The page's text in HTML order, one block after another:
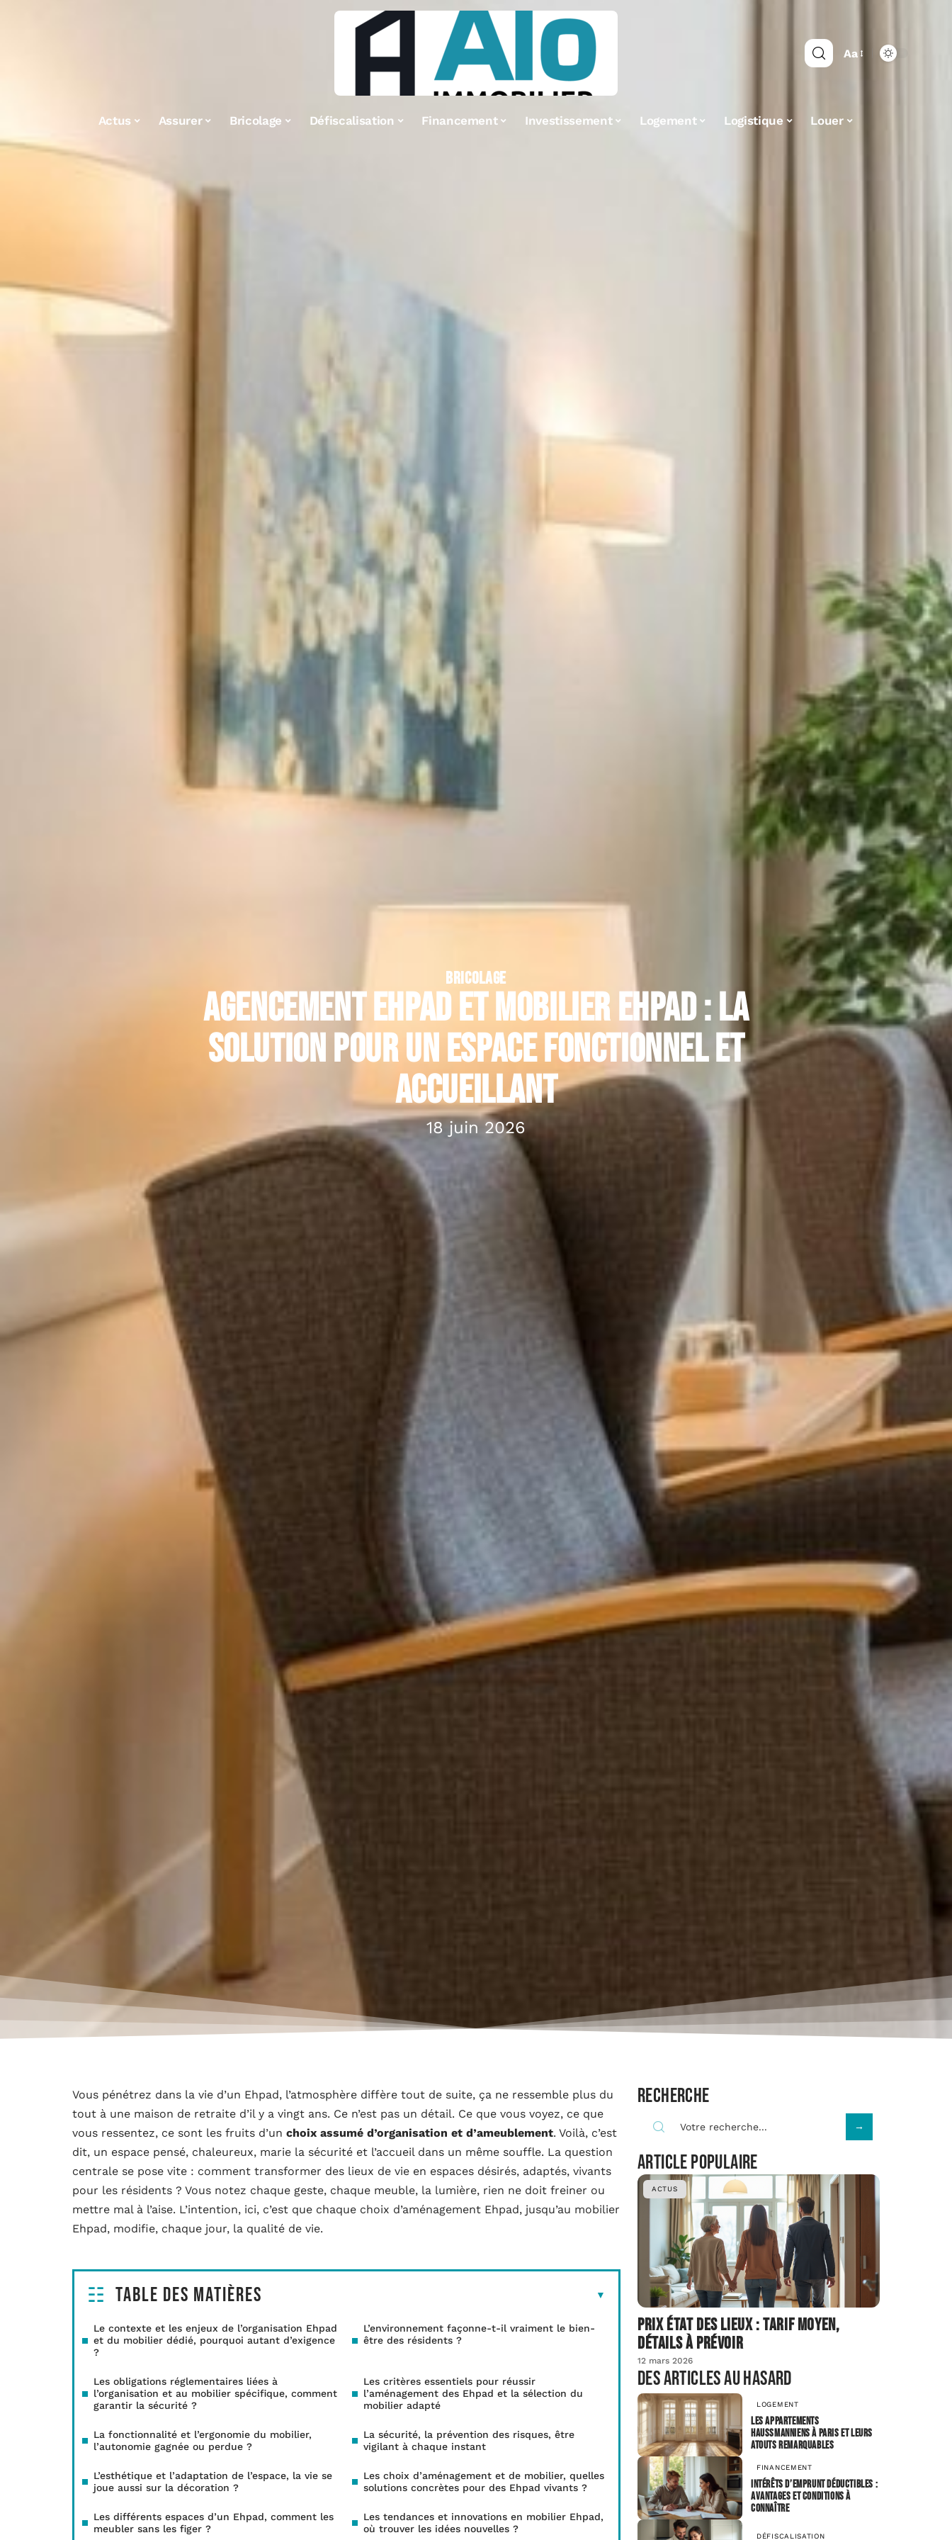
Aa
Actus Assurer Bricolage Défiscalisation Financement Investissement Logement Logistique Louer
BRICOLAGE
Agencement Ehpad et mobilier Ehpad : la
solution pour un espace fonctionnel et
accueillant
18 juin 2026
Vous pénétrez dans la vie d’un Ehpad, l’atmosphère diffère tout de suite, ça ne ressemble plus du
tout à une maison de retraite d’il y a vingt ans. Ce n’est pas un détail. Ce que vous voyez, ce que
vous ressentez, ce sont les fruits d’un choix assumé d’organisation et d’ameublement. Voilà, c’est
dit, un espace pensé, chaleureux, marie la sécurité et l’accueil dans un même souffle. La question
centrale se pose vite : comment transformer des lieux de vie en espaces désirés, adaptés, vivants
pour les résidents ? Vous notez chaque geste, chaque meuble, la lumière, rien ne doit freiner ou
mettre mal à l’aise. L’intention, ici, c’est que chaque choix d’aménagement Ehpad, jusqu’au mobilier
Ehpad, modifie, chaque jour, la qualité de vie.
Table des matières
Le contexte et les enjeux de l’organisation Ehpad
et du mobilier dédié, pourquoi autant d’exigence
?
L’environnement façonne-t-il vraiment le bien-
être des résidents ?
Les obligations réglementaires liées à
l’organisation et au mobilier spécifique, comment
garantir la sécurité ?
Les critères essentiels pour réussir
l’aménagement des Ehpad et la sélection du
mobilier adapté
La fonctionnalité et l’ergonomie du mobilier,
l’autonomie gagnée ou perdue ?
La sécurité, la prévention des risques, être
vigilant à chaque instant
L’esthétique et l’adaptation de l’espace, la vie se
joue aussi sur la décoration ?
Les choix d’aménagement et de mobilier, quelles
solutions concrètes pour des Ehpad vivants ?
Les différents espaces d’un Ehpad, comment les
meubler sans les figer ?
Les tendances et innovations en mobilier Ehpad,
où trouver les idées nouvelles ?
Recherche
Article populaire
ACTUS
Prix état des lieux : tarif moyen,
détails à prévoir
12 mars 2026
Des articles au hasard
LOGEMENT
Les appartements
haussmanniens à Paris et leurs
atouts remarquables
FINANCEMENT
Intérêts d’emprunt déductibles :
avantages et conditions à
connaître
DÉFISCALISATION